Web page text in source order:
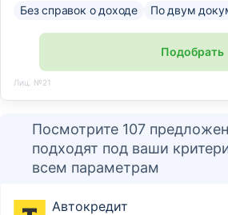
Без справок о доходе По двум
Подобрать
Лиц. №21
Посмотрите 107
подходят под ваши
всем параметрам
Автокредит